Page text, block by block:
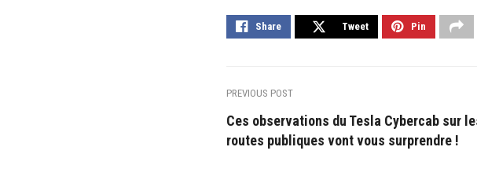
Share Tweet Pin
PREVIOUS POST
Ces observations du Tesla Cybercab sur
routes publiques vont vous surprendre !